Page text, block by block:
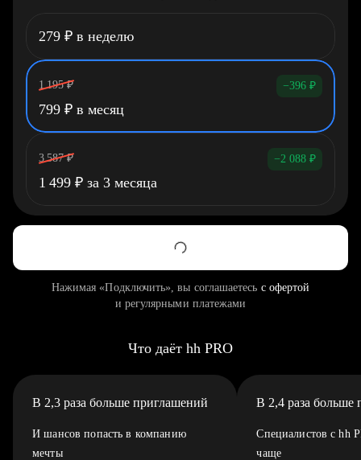
279 ₽ в неделю
1 195 ₽ −396 ₽
799 ₽ в месяц
3 587 ₽ −2 088 ₽
1 499 ₽ за 3 месяца
Нажимая «Подключить», вы соглашаетесь с офертой
и регулярными платежами
Что даёт hh PRO
В 2,3 раза больше приглашений
И шансов попасть в компанию
мечты
В 2,4 раза больше
Специалистов с hh
чаще